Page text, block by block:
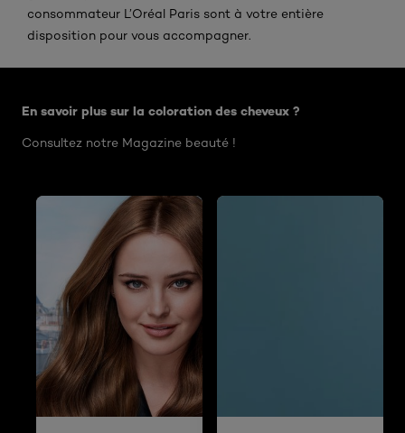
consommateur L’Oréal Paris sont à votre entière
disposition pour vous accompagner.
En savoir plus sur la coloration des cheveux ?
Consultez notre Magazine beauté !